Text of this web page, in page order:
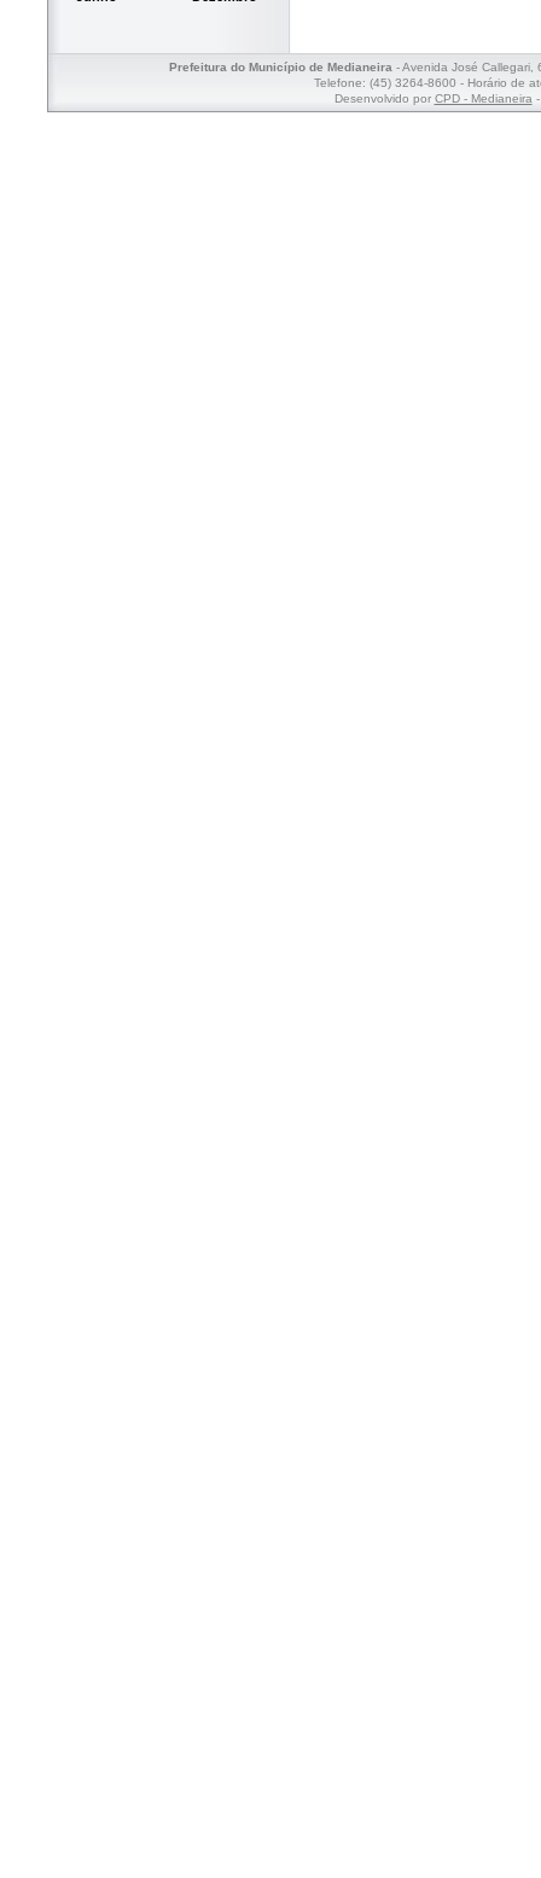
Prefeitura do Município de Medianeira- Avenida José Callegari,
Telefone: (45) 3264-8600 - Horário de
Desenvolvido por CPD - Medianeira-